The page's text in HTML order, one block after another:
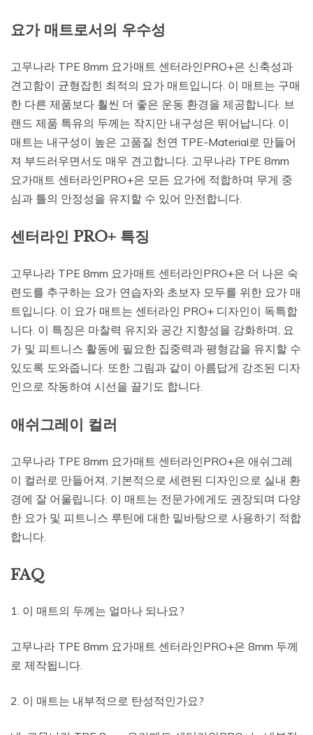
요가 매트로서의 우수성
고무나라 TPE 8mm 요가매트 센터라인PRO+은 신축성과
견고함이 균형잡힌 최적의 요가 매트입니다. 이 매트는 구매
한 다른 제품보다 훨씬 더 좋은 운동 환경을 제공합니다. 브
랜드 제품 특유의 두께는 작지만 내구성은 뛰어납니다. 이
매트는 내구성이 높은 고품질 천연 TPE-Material로 만들어
져 부드러우면서도 매우 견고합니다. 고무나라 TPE 8mm
요가매트 센터라인PRO+은 모든 요가에 적합하며 무게 중
심과 틀의 안정성을 유지할 수 있어 안전합니다.
센터라인 PRO+ 특징
고무나라 TPE 8mm 요가매트 센터라인PRO+은 더 나은 숙
련도를 추구하는 요가 연습자와 초보자 모두를 위한 요가 매
트입니다. 이 요가 매트는 센터라인 PRO+ 디자인이 독특합
니다. 이 특징은 마찰력 유지와 공간 지향성을 강화하며, 요
가 및 피트니스 활동에 필요한 집중력과 평형감을 유지할 수
있도록 도와줍니다. 또한 그림과 같이 아름답게 강조된 디자
인으로 작동하여 시선을 끌기도 합니다.
애쉬그레이 컬러
고무나라 TPE 8mm 요가매트 센터라인PRO+은 애쉬그레
이 컬러로 만들어져, 기본적으로 세련된 디자인으로 실내 환
경에 잘 어울립니다. 이 매트는 전문가에게도 권장되며 다양
한 요가 및 피트니스 루틴에 대한 밑바탕으로 사용하기 적합
합니다.
FAQ
1. 이 매트의 두께는 얼마나 되나요?
고무나라 TPE 8mm 요가매트 센터라인PRO+은 8mm 두께
로 제작됩니다.
2. 이 매트는 내부적으로 탄성적인가요?